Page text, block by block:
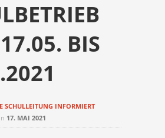
BIS
SCHULLEITUNG INFORMIERT
17. MAI 2021